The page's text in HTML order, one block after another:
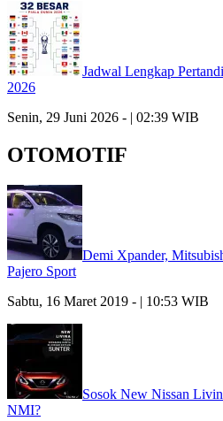
Jadwal Lengkap
2026
Senin, 29 Juni 2026 - | 02:39 WIB
OTOMOTIF
Demi Xpander,
Pajero Sport
Sabtu, 16 Maret 2019 - | 10:53 WIB
Sosok New Nissan
NMI?